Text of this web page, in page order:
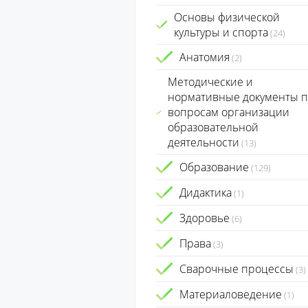
Основы физической
культуры и спорта(24)
Анатомия (2)
Методические и
нормативные документы
вопросам организации
образовательной
деятельности (13)
Образование (129)
Дидактика(1)
Здоровье (6)
Права(3)
Сварочные процессы (3)
Материаловедение (1)